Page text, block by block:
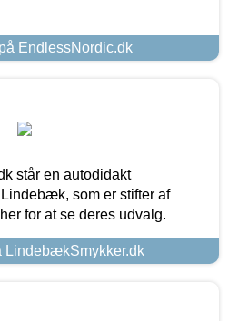
EndlessNordic.dk
står en autodidakt
som er stifter af
for at se deres udvalg.
LindebækSmykker.dk